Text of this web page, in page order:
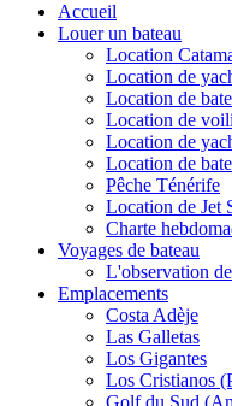
Accueil
Louer un bateau
Location
Location de
Location de
Location de
Location de
Location de
Pêche Ténérife
Location de Jet
Charte
Voyages de bateau
L'observation
Emplacements
Costa Adèje
Las Galletas
Los Gigantes
Los Cristianos
Golf du Sud